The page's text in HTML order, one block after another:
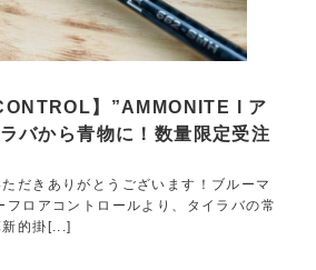
】”AMMONITE l ア
バから青物に！数量限定受注
だきありがとうございます！ブルーマ
フロアコントロールより、タイラバの常
的掛[...]